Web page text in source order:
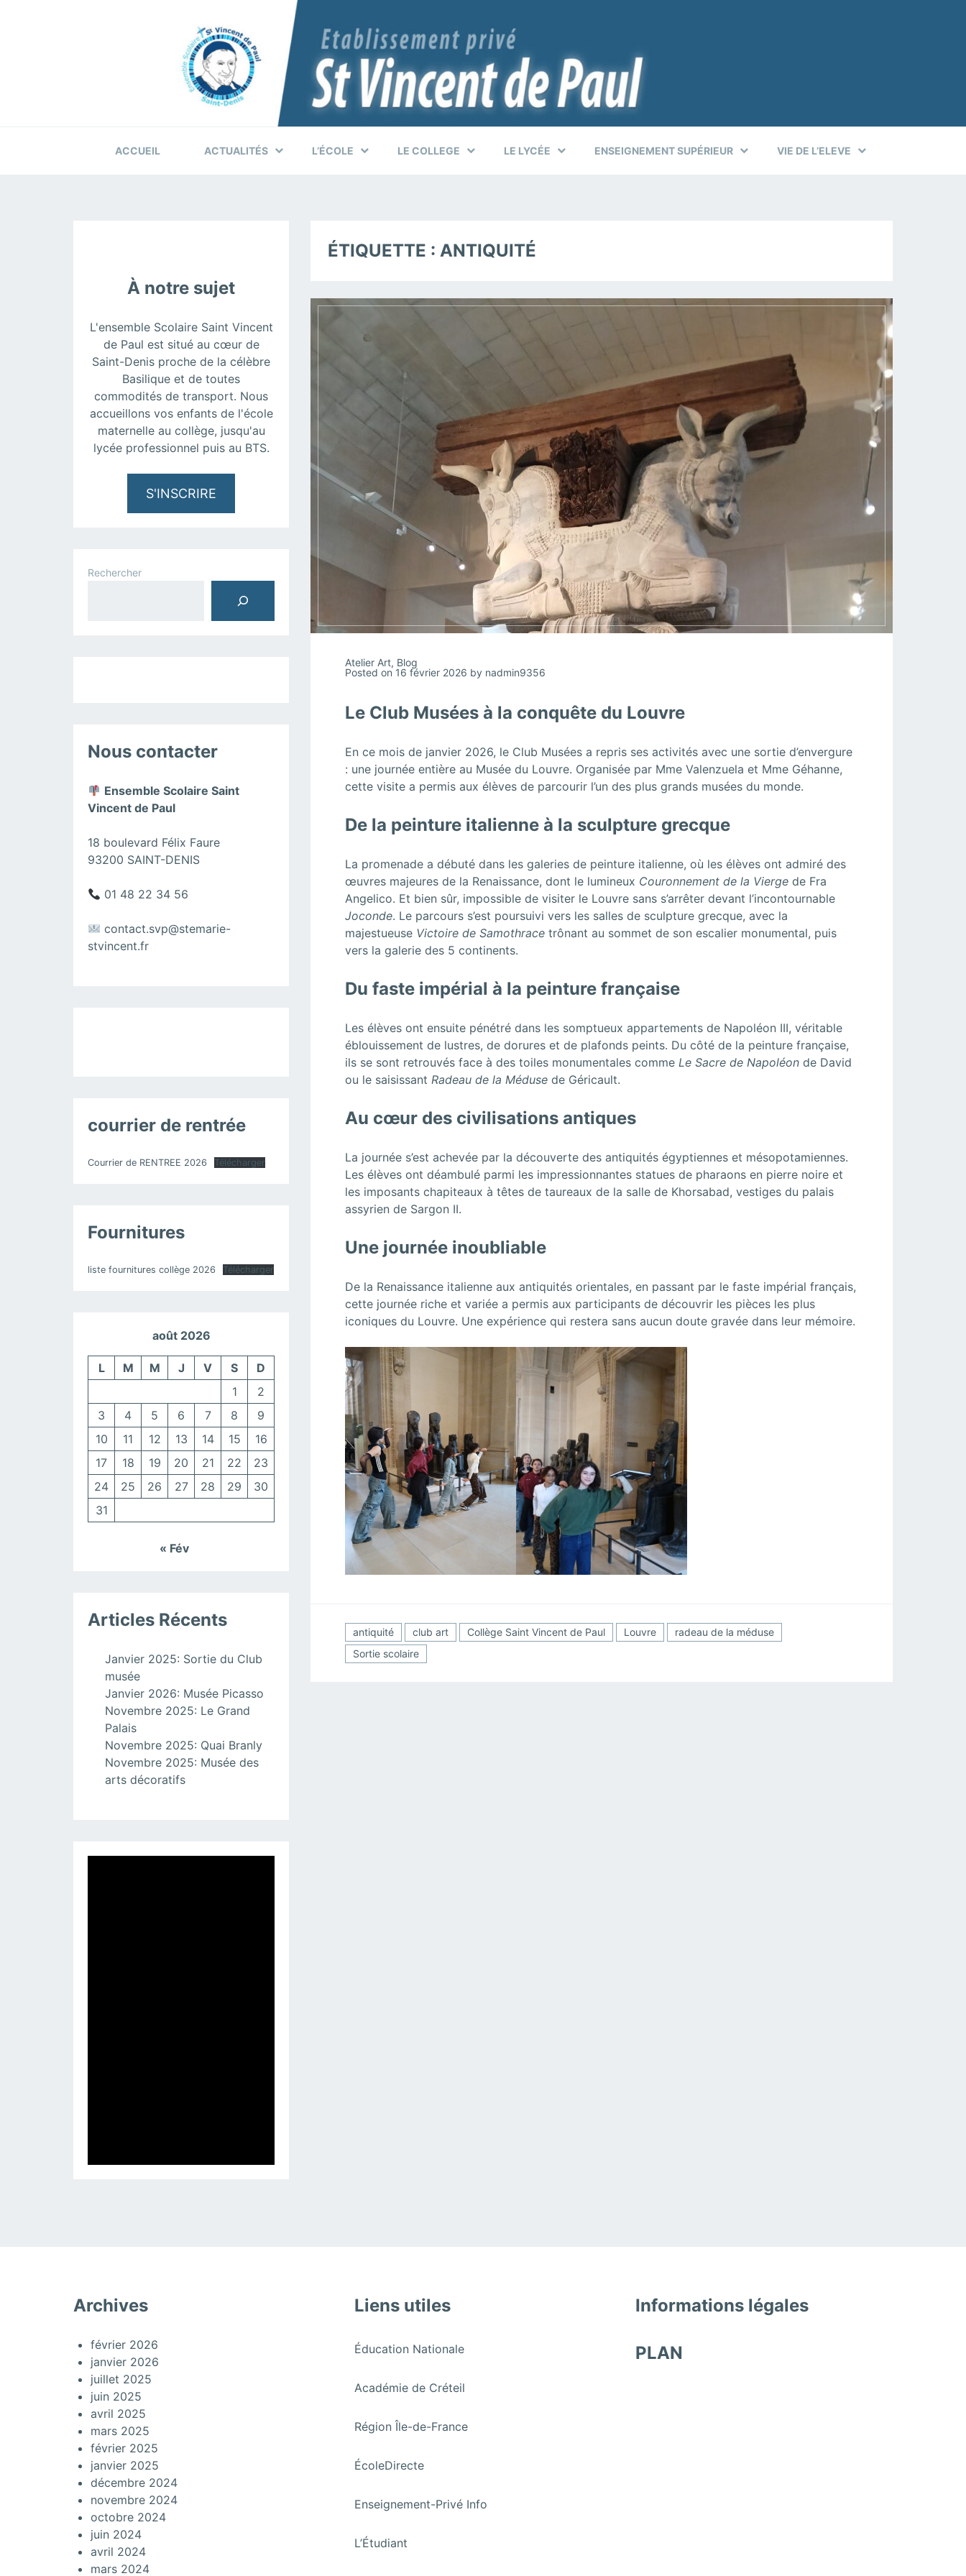
ACCUEIL ACTUALITÉS L’ÉCOLE LE COLLEGE LE LYCÉE ENSEIGNEMENT SUPÉRIEUR VIE DE L’ELEVE
ÉTIQUETTE : ANTIQUITÉ
Atelier Art, Blog
Posted on 16 février 2026 by nadmin9356
Le Club Musées à la conquête du Louvre
En ce mois de janvier 2026, le Club Musées a repris ses activités avec une sortie d’envergure
: une journée entière au Musée du Louvre. Organisée par Mme Valenzuela et Mme Géhanne,
cette visite a permis aux élèves de parcourir l’un des plus grands musées du monde.
De la peinture italienne à la sculpture grecque
La promenade a débuté dans les galeries de peinture italienne, où les élèves ont admiré des
œuvres majeures de la Renaissance, dont le lumineux Couronnement de la Vierge de Fra
Angelico. Et bien sûr, impossible de visiter le Louvre sans s’arrêter devant l’incontournable
Joconde. Le parcours s’est poursuivi vers les salles de sculpture grecque, avec la
majestueuse Victoire de Samothrace trônant au sommet de son escalier monumental, puis
vers la galerie des 5 continents.
Du faste impérial à la peinture française
Les élèves ont ensuite pénétré dans les somptueux appartements de Napoléon III, véritable
éblouissement de lustres, de dorures et de plafonds peints. Du côté de la peinture française,
ils se sont retrouvés face à des toiles monumentales comme Le Sacre de Napoléon de David
ou le saisissant Radeau de la Méduse de Géricault.
Au cœur des civilisations antiques
La journée s’est achevée par la découverte des antiquités égyptiennes et mésopotamiennes.
Les élèves ont déambulé parmi les impressionnantes statues de pharaons en pierre noire et
les imposants chapiteaux à têtes de taureaux de la salle de Khorsabad, vestiges du palais
assyrien de Sargon II.
Une journée inoubliable
De la Renaissance italienne aux antiquités orientales, en passant par le faste impérial français,
cette journée riche et variée a permis aux participants de découvrir les pièces les plus
iconiques du Louvre. Une expérience qui restera sans aucun doute gravée dans leur mémoire.
antiquité club art Collège Saint Vincent de Paul Louvre
radeau de la méduse
Sortie scolaire
À notre sujet
L'ensemble Scolaire Saint Vincent
de Paul est situé au cœur de
Saint-Denis proche de la célèbre
Basilique et de toutes
commodités de transport. Nous
accueillons vos enfants de l'école
maternelle au collège, jusqu'au
lycée professionnel puis au BTS.
S'INSCRIRE
Rechercher
Nous contacter
Ensemble Scolaire Saint
Vincent de Paul
18 boulevard Félix Faure
93200 SAINT-DENIS
01 48 22 34 56
contact.svp@stemarie-
stvincent.fr
courrier de rentrée
Courrier de RENTREE 2026 Télécharger
Fournitures
liste fournitures collège 2026 Télécharger
août 2026
L M M J V S
D
1
2
3
4 5 6 7 8
9
10
11 12 13 14 15
16
17
18 19 20 21 22
23
24
25 26 27 28 29
30
31
« Fév
Articles Récents
Janvier 2025: Sortie du Club
musée
Janvier 2026: Musée Picasso
Novembre 2025: Le Grand
Palais
Novembre 2025: Quai Branly
Novembre 2025: Musée des
arts décoratifs
Archives
février 2026
janvier 2026
juillet 2025
juin 2025
avril 2025
mars 2025
février 2025
janvier 2025
décembre 2024
novembre 2024
octobre 2024
juin 2024
avril 2024
mars 2024
Liens utiles
Éducation Nationale:
2025:
Club
Académie de Créteil:
2025:
Région Île-de-France:
Club
ÉcoleDirecte:
2025:
Enseignement-Privé Info:
L’Étudiant:
Informations légales
PLAN